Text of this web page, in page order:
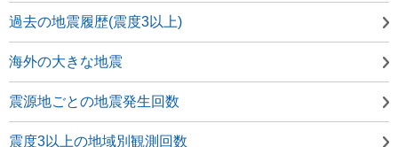
過去の地震履歴(震度3以上)
海外の大きな地震
震源地ごとの地震発生回数
震度3以上の地域別観測回数